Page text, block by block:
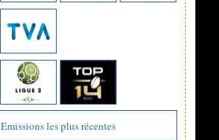
Emissions les plus récentes